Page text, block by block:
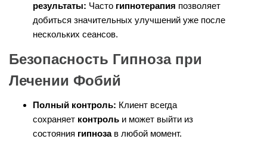
результаты: Часто гипнотерапия позволяет
добиться значительных улучшений уже после
нескольких сеансов.
Безопасность Гипноза при
Лечении Фобий
Полный контроль: Клиент всегда
сохраняет контроль и может выйти из
состояния гипнозав любой момент.